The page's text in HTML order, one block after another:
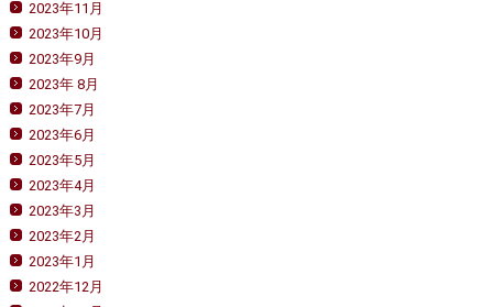
2023年11月
2023年10月
2023年9月
2023年 8月
2023年7月
2023年6月
2023年5月
2023年4月
2023年3月
2023年2月
2023年1月
2022年12月